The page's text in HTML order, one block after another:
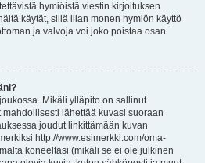
hymiöistä viestin kirjoituksen
käytät, sillä liian monen hymiön käyttö
ja valvoja voi joko poistaa osan
Mikäli ylläpito on sallinut
lähettää kuvasi suoraan
joudut linkittämään kuvan
http://www.esimerkki.com/oma-
koneeltasi (mikäli se ei ole julkinen